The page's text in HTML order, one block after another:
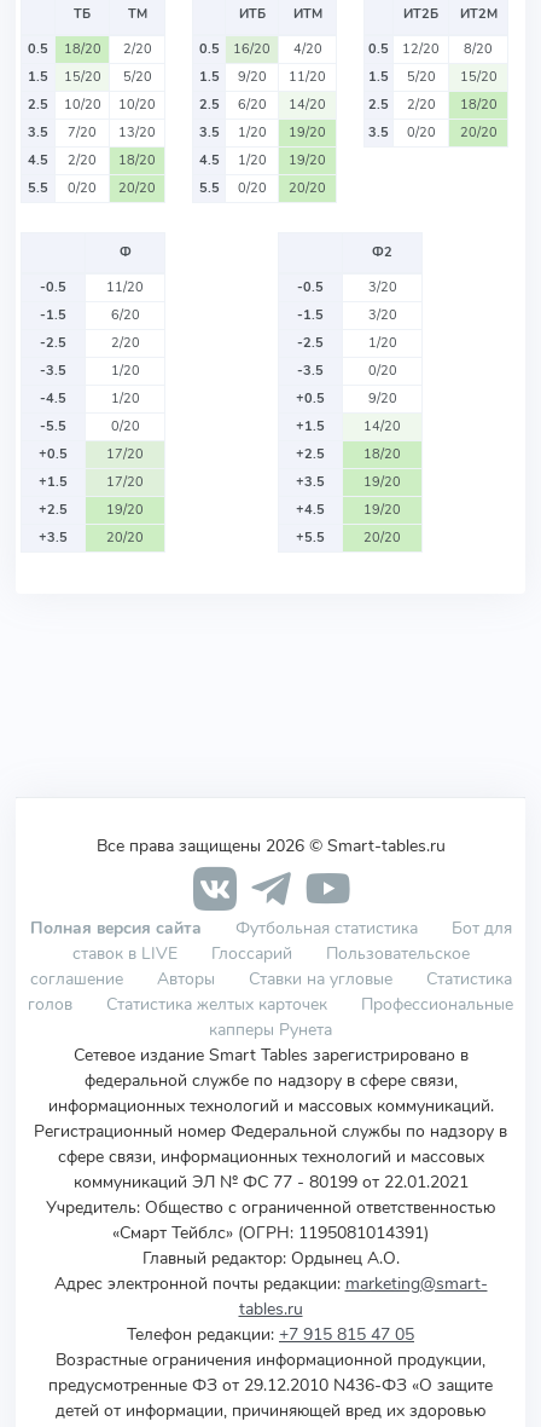
ТБ
ТМ
0.5
18/20
2/20
1.5
15/20
5/20
2.5
10/20
10/20
3.5
7/20
13/20
4.5
2/20
18/20
5.5
0/20 20/20
ИТБ
ИТМ
0.5
16/20
4/20
1.5
9/20
11/20
2.5
6/20
14/20
3.5
1/20
19/20
4.5
1/20
19/20
5.5
0/20 20/20
ИТ2Б
ИТ2М
0.5
12/20
8/20
1.5
5/20
15/20
2.5
2/20
18/20
3.5
0/20 20/20
Ф
-0.5
11/20
-1.5
6/20
-2.5
2/20
-3.5
1/20
-4.5
1/20
-5.5
0/20
+0.5
17/20
+1.5
17/20
+2.5
19/20
+3.5
20/20
Ф2
-0.5
3/20
-1.5
3/20
-2.5
1/20
-3.5
0/20
+0.5
9/20
+1.5
14/20
+2.5
18/20
+3.5
19/20
+4.5
19/20
+5.5
20/20
Все права защищены 2026 © Smart-tables.ru
Полная версия сайта Футбольная статистика
Бот для
ставок в LIVE
Глоссарий
Пользовательское
соглашение
Авторы Ставки на угловые
Статистика
голов
Статистика желтых карточек
Профессиональные
капперы Рунета
Сетевое издание Smart Tables зарегистрировано в
федеральной службе по надзору в сфере связи,
информационных технологий и массовых коммуникаций.
Регистрационный номер Федеральной службы по надзору в
сфере связи, информационных технологий и массовых
коммуникаций ЭЛ № ФС 77 - 80199 от 22.01.2021
Учредитель: Общество с ограниченной ответственностью
«Смарт Тейблс» (ОГРН: 1195081014391)
Главный редактор: Ордынец А.О.
Адрес электронной почты редакции: marketing@smart-
tables.ru
Телефон редакции: +7 915 815 47 05
Возрастные ограничения информационной продукции,
предусмотренные ФЗ от 29.12.2010 N436-ФЗ «О защите
детей от информации, причиняющей вред их здоровью